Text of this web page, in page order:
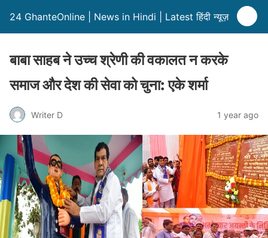
24 GhanteOnline | News in Hindi | Latest हिंदी न्यूज़
बाबा साहब ने उच्च श्रेणी की वकालत न करके
समाज और देश की सेवा को चुना: एके शर्मा
Writer D 1 year ago